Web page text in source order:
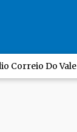
Correio Do Vale